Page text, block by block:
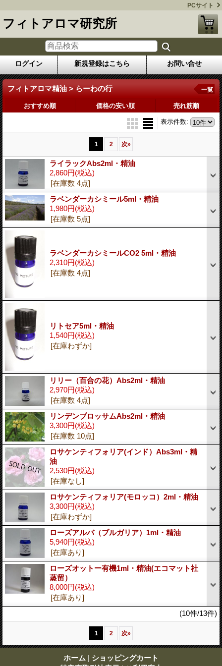
PCサイト
フィトアロマ研究所
ログイン 新規登録はこちら お問い合せ
フィトアロマ精油 > らーわの行 一覧
おすすめ順 価格の安い順 売れ筋順
表示件数:
1 2 次»
ライラックAbs2ml・精油
2,860円(税込)
[在庫数 4点]
ラベンダーカシミール5ml・精油
1,980円(税込)
[在庫数 5点]
ラベンダーカシミールCO2 5ml・精油
2,310円(税込)
[在庫数 4点]
リトセア5ml・精油
1,540円(税込)
[在庫わずか]
リリー（百合の花）Abs2ml・精油
2,970円(税込)
[在庫数 4点]
リンデンブロッサムAbs2ml・精油
3,300円(税込)
[在庫数 10点]
ロサケンティフォリア(インド）Abs3ml・精
油
2,530円(税込)
[在庫なし]
ロサケンティフォリア(モロッコ）2ml・精油
3,300円(税込)
[在庫わずか]
ローズアルバ（ブルガリア）1ml・精油
5,940円(税込)
[在庫あり]
ローズオットー有機1ml・精油(エコマット社
蒸留）
8,000円(税込)
[在庫あり]
(10件/13件)
1 2 次»
ホーム | ショッピングカート